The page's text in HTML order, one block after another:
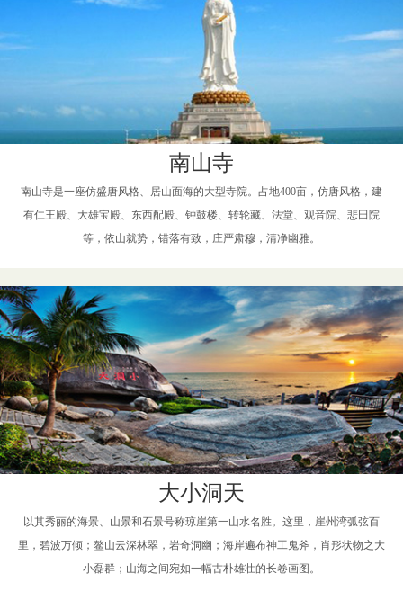
南山寺
南山寺是一座仿盛唐风格、居山面海的大型寺院。占地400亩，仿唐风格，建
有仁王殿、大雄宝殿、东西配殿、钟鼓楼、转轮藏、法堂、观音院、悲田院
等，依山就势，错落有致，庄严肃穆，清净幽雅。
大小洞天
以其秀丽的海景、山景和石景号称琼崖第一山水名胜。这里，崖州湾弧弦百
里，碧波万倾；鳌山云深林翠，岩奇洞幽；海岸遍布神工鬼斧，肖形状物之大
小磊群；山海之间宛如一幅古朴雄壮的长卷画图。